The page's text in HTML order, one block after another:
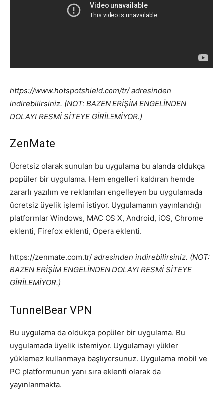
https://www.hotspotshield.com/tr/ adresinden
indirebilirsiniz. (NOT: BAZEN ERİŞİM ENGELİNDEN
DOLAYI RESMİ SİTEYE GİRİLEMİYOR.)
ZenMate
Ücretsiz olarak sunulan bu uygulama bu alanda oldukça
popüler bir uygulama. Hem engelleri kaldıran hemde
zararlı yazılım ve reklamları engelleyen bu uygulamada
ücretsiz üyelik işlemi istiyor. Uygulamanın yayınlandığı
platformlar Windows, MAC OS X, Android, iOS, Chrome
eklenti, Firefox eklenti, Opera eklenti.
https://zenmate.com.tr/ adresinden indirebilirsiniz. (NOT:
BAZEN ERİŞİM ENGELİNDEN DOLAYI RESMİ SİTEYE
GİRİLEMİYOR.)
TunnelBear VPN
Bu uygulama da oldukça popüler bir uygulama. Bu
uygulamada üyelik istemiyor. Uygulamayı yükler
yüklemez kullanmaya başlıyorsunuz. Uygulama mobil ve
PC platformunun yanı sıra eklenti olarak da
yayınlanmakta.